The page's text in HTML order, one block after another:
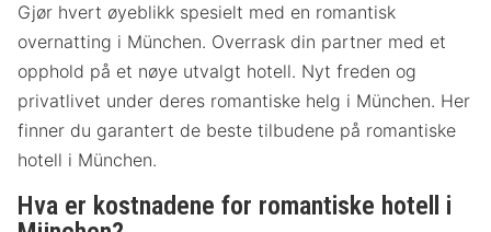
Gjør hvert øyeblikk spesielt med en romantisk
overnatting i München. Overrask din partner med et
opphold på et nøye utvalgt hotell. Nyt freden og
privatlivet under deres romantiske helg i München. Her
finner du garantert de beste tilbudene på romantiske
hotell i München.
Hva er kostnadene for romantiske hotell i